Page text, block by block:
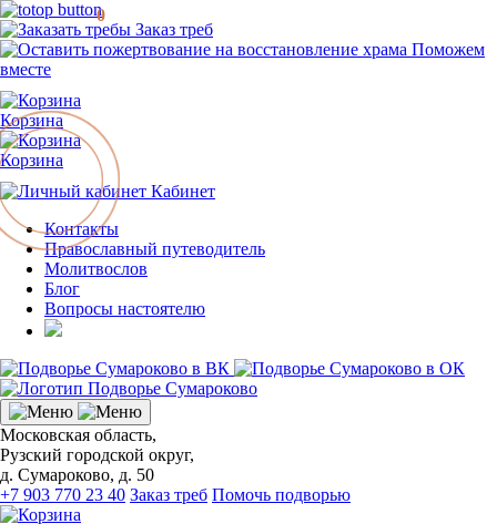
Заказ треб
Поможем
вместе
Корзина
Корзина
0
Кабинет
Контакты
Православный путеводитель
Молитвослов
Блог
Вопросы настоятелю
Московская область,
Рузский городской округ,
д. Сумароково, д. 50
+7 903 770 23 40 Заказ треб Помочь подворью